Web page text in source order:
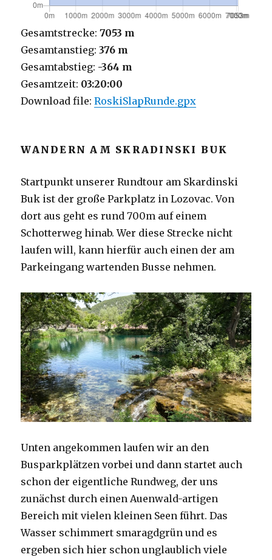
Gesamtstrecke: 7053 m
Gesamtanstieg: 376 m
Gesamtabstieg: -364 m
Gesamtzeit: 03:20:00
Download file:RoskiSlapRunde.gpx
WANDERN AM SKRADINSKI BUK
Startpunkt unserer Rundtour am Skardinski
Buk ist der große Parkplatz in Lozovac. Von
dort aus geht es rund 700m auf einem
Schotterweg hinab. Wer diese Strecke nicht
laufen will, kann hierfür auch einen der am
Parkeingang wartenden Busse nehmen.
Unten angekommen laufen wir an den
Busparkplätzen vorbei und dann startet auch
schon der eigentliche Rundweg, der uns
zunächst durch einen Auenwald-artigen
Bereich mit vielen kleinen Seen führt. Das
Wasser schimmert smaragdgrün und es
ergeben sich hier schon unglaublich viele